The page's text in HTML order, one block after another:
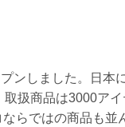
ンしました。日本
扱商品は3000ア
らではの商品も並